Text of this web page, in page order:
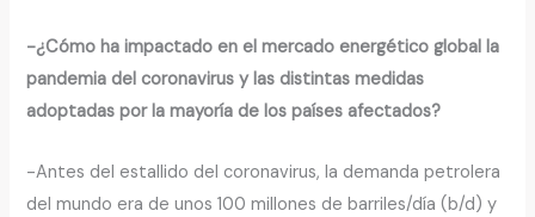
-¿Cómo ha impactado en el mercado energético global la
pandemia del coronavirus y las distintas medidas
adoptadas por la mayoría de los países afectados?
-Antes del estallido del coronavirus, la demanda petrolera
del mundo era de unos 100 millones de barriles/día (b/d) y